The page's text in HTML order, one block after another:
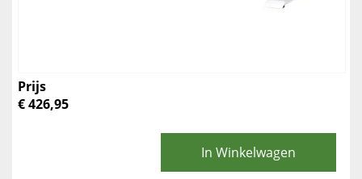
Prijs
€ 426,95
In Winkelwagen